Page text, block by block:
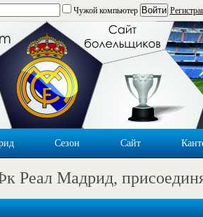
Чужой компьютер Войти
Сезон Сайт
Реал Мадрид,